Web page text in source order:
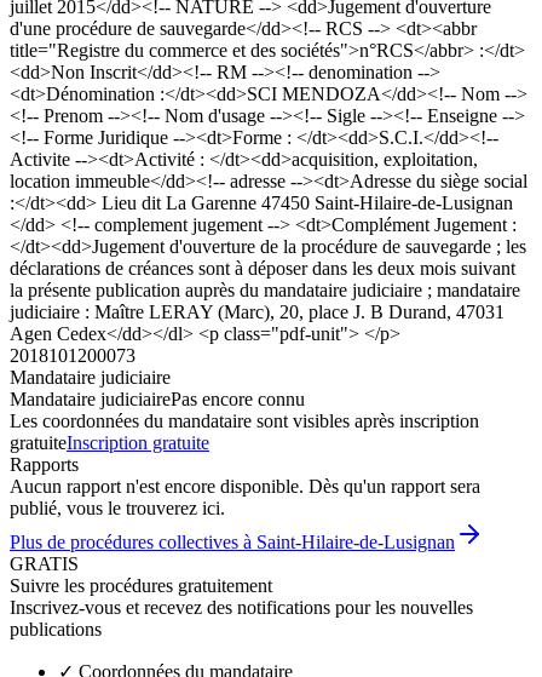
juillet 2015</dd><!-- NATURE --> <dd>Jugement d'ouverture
d'une procédure de sauvegarde</dd><!-- RCS --> <dt><abbr
title="Registre du commerce et des sociétés">n°RCS</abbr> :</dt>
<dd>Non Inscrit</dd><!-- RM --><!-- denomination -->
<dt>Dénomination :</dt><dd>SCI MENDOZA</dd><!-- Nom -->
<!-- Prenom --><!-- Nom d'usage --><!-- Sigle --><!-- Enseigne -->
<!-- Forme Juridique --><dt>Forme : </dt><dd>S.C.I.</dd><!--
Activite --><dt>Activité : </dt><dd>acquisition, exploitation,
location immeuble</dd><!-- adresse --><dt>Adresse du siège social
:</dt><dd> Lieu dit La Garenne 47450 Saint-Hilaire-de-Lusignan
</dd> <!-- complement jugement --> <dt>Complément Jugement :
</dt><dd>Jugement d'ouverture de la procédure de sauvegarde ; les
déclarations de créances sont à déposer dans les deux mois suivant
la présente publication auprès du mandataire judiciaire ; mandataire
judiciaire : Maître LERAY (Marc), 20, place J. B Durand, 47031
Agen Cedex</dd></dl> <p class="pdf-unit"> </p>
2018101200073
Mandataire judiciaire
Mandataire judiciairePas encore connu
Les coordonnées du mandataire sont visibles après inscription
gratuiteInscription gratuite
Rapports
Aucun rapport n'est encore disponible. Dès qu'un rapport sera
publié, vous le trouverez ici.
Plus de procédures collectives à Saint-Hilaire-de-Lusignan
GRATIS
Suivre les procédures gratuitement
Inscrivez-vous et recevez des notifications pour les nouvelles
publications
✓ Coordonnées du mandataire